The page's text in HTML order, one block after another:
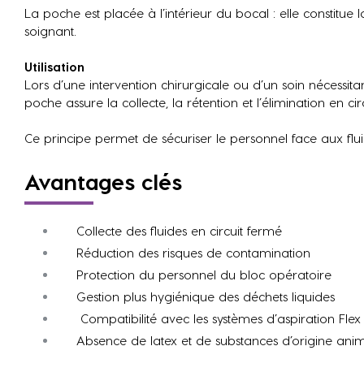
La poche est placée à l’intérieur du bocal : elle
soignant.
Utilisation
Lors d’une intervention chirurgicale ou d’un soin
poche assure la collecte, la rétention et l’élimination en
Ce principe permet de sécuriser le personnel face aux
Avantages clés
Collecte des fluides en circuit fermé
Réduction des risques de contamination
Protection du personnel du bloc opératoire
Gestion plus hygiénique des déchets liquides
Compatibilité avec les systèmes d’aspiration
Absence de latex et de substances d’origine